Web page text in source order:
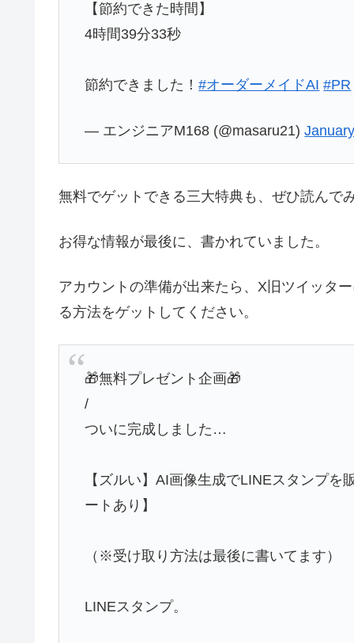
【節約できた時間】
4時間39分33秒
節約できました！#オーダーメイドAI #PR
— エンジニアM168 (@masaru21)
無料でゲットできる三大特典も、ぜひ読んで
お得な情報が最後に、書かれていました。
アカウントの準備が出来たら、X旧ツイッタ
る方法をゲットしてください。
🎁無料プレゼント企画🎁
/
ついに完成しました…
【ズルい】AI画像生成でLINEスタンプ
ートあり】
（※受け取り方法は最後に書いてます）
LINEスタンプ。